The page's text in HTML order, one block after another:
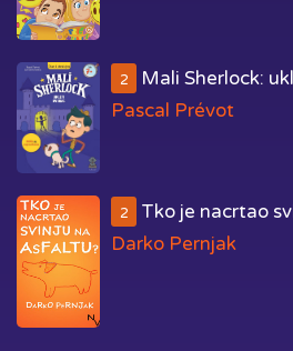
2
Mali Sherlock:
Pascal Prévot
2
Tko je nacrtao
Darko Pernjak